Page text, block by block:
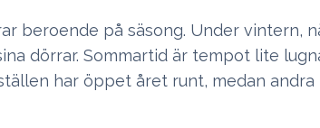
beroende på säsong. Under vintern,
dörrar. Sommartid är tempot lite
har öppet året runt, medan